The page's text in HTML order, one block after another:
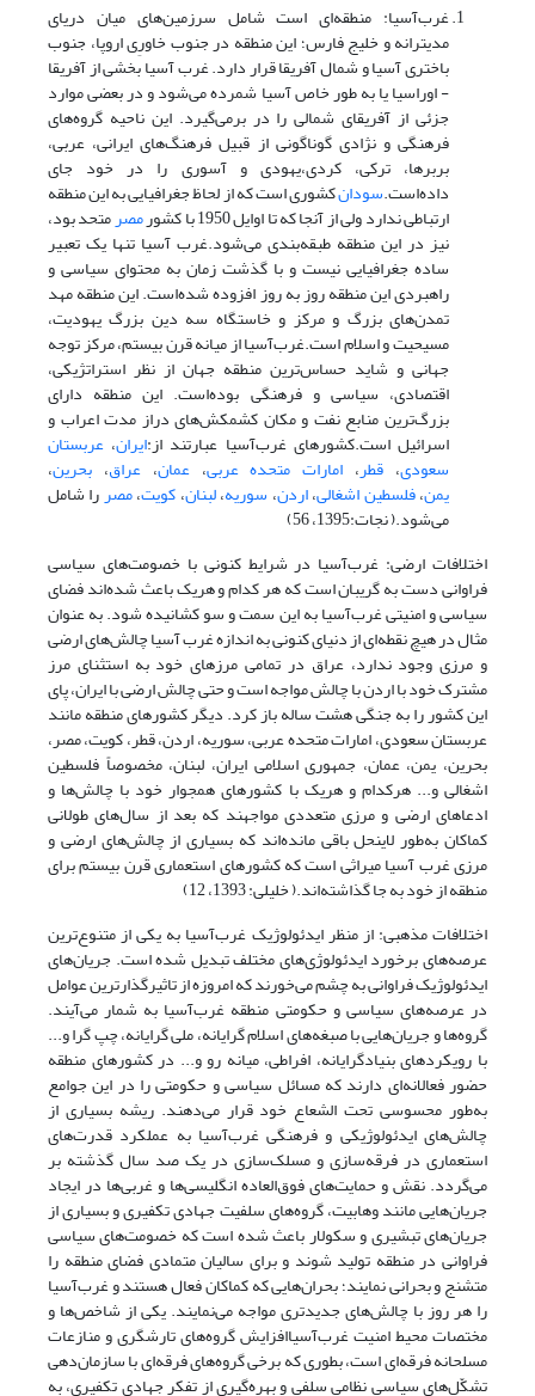
غرب‌آسیا: منطقه‌ای است شامل سرزمین‌های میان دریای
مدیترانه و خلیج فارس؛ این منطقه در جنوب خاورِی اروپا، جنوب
باختری آسیا و شمال آفریقا قرار دارد. غرب آسیا بخشی از آفریقا
- اوراسیا یا به طور خاص آسیا شمرده می‌شود و در بعضی موارد
جزئی از آفریقای شمالی را در برمی‌گیرد. این ناحیه گروه‌های
فرهنگی و نژادی گوناگونی از قبیل فرهنگ‌های ایرانی، عربی،
بربرها، ترکی، کردی،یهودی و آسوری را در خود جای
داده‌است.سودانکشوری است که از لحاظ جغرافیایی به این منطقه
ارتباطی ندارد ولی از آنجا که تا اوایل 1950 با کشور مصرمتحد بود،
نیز در این منطقه طبقه‌بندی می‌شود.غرب آسیا تنها یک تعبیر
ساده جغرافیایی نیست و با گذشت زمان به محتوای سیاسی و
راهبردی این منطقه روز به روز افزوده شده‌است. این منطقه مهد
تمدن‌های بزرگ و مرکز و خاستگاه سه دین بزرگ یهودیت،
مسیحیت و اسلام است.غرب‌آسیا از میانه قرن بیستم، مرکز توجه
جهانی و شاید حساس‌ترین منطقه جهان از نظر استراتژیکی،
اقتصادی، سیاسی و فرهنگی بوده‌است. این منطقه دارای
بزرگ‌ترین منابع نفت و مکان کشمکش‌های دراز مدت اعراب و
اسرائیل است.کشورهای غرب‌آسیا عبارتند از:ایران، عربستان
سعودی، قطر، امارات متحده عربی،عمان،عراق، بحرین،
یمن،فلسطین اشغالی،اردن، سوریه،لبنان،کویت،مصررا شامل
می‌شود.( نجات:1395، 56)
اختلافات ارضی: غرب‌آسیا در شرایط کنونی با خصومت‌های سیاسی
فراوانی دست به گریبان است که هر کدام و هریک باعث شده‌اند فضای
سیاسی و امنیتی غرب‌آسیا به این سمت و سو کشانیده شود. به عنوان
مثال در هیچ نقطه‌ای از دنیای کنونی به اندازه غرب آسیا چالش‌های ارضی
و مرزی وجود ندارد، عراق در تمامی مرزهای خود به استثنای مرز
مشترک خود با اردن با چالش مواجه است و حتی چالش ارضی با ایران، پای
این کشور را به جنگی هشت ساله باز کرد. دیگر کشورهای منطقه مانند
عربستان سعودی، امارات متحده عربی، سوریه، اردن، قطر، کویت، مصر،
بحرین، یمن، عمان، جمهوری اسلامی ایران، لبنان، مخصوصاً فلسطین
اشغالی و... هرکدام و هریک با کشورهای همجوار خود با چالش‌ها و
ادعاهای ارضی و مرزی متعددی مواجهند که بعد از سال‌های طولانی
کماکان به‌طور لاینحل باقی مانده‌اند که بسیاری از چالش‌های ارضی و
مرزی غرب آسیا میراثی است که کشورهای استعماری قرن بیستم برای
منطقه از خود به جا گذاشته‌اند.( خلیلی: 1393، 12)
اختلافات مذهبی: از منظر ایدئولوژیک غرب‌آسیا به یکی از متنوع‌ترین
عرصه‌های برخورد ایدئولوژی‌های مختلف تبدیل شده است. جریان‌های
ایدئولوژیک فراوانی به چشم می‌خورند که امروزه از تاثیرگذارترین عوامل
در عرصه‌های سیاسی و حکومتی منطقه غرب‌آسیا به شمار می‌آیند.
گروه‌ها و جریان‌هایی با صبغه‌های اسلام گرایانه، ملی گرایانه، چپ گرا و...
با رویکردهای بنیادگرایانه، افراطی، میانه رو و... در کشورهای منطقه
حضور فعالانه‌ای دارند که مسائل سیاسی و حکومتی را در این جوامع
به‌طور محسوسی تحت الشعاع خود قرار می‌دهند. ریشه بسیاری از
چالش‌های ایدئولوژیکی و فرهنگی غرب‌آسیا به عملکرد قدرت‌های
استعماری در فرقه‌سازی و مسلک‌سازی در یک صد سال گذشته بر
می‌گردد. نقش و حمایت‌های فوق‌العاده انگلیسی‌ها و غربی‌ها در ایجاد
جریان‌هایی مانند وهابیت، گروه‌های سلفیت جهادی تکفیری و بسیاری از
جریان‌های تبشیری و سکولار باعث شده است که خصومت‌های سیاسی
فراوانی در منطقه تولید شوند و برای سالیان متمادی فضای منطقه را
متشنج و بحرانی نمایند؛ بحران‌هایی که کماکان فعال هستند و غرب‌آسیا
را هر روز با چالش‌های جدیدتری مواجه می‌نمایند. یکی از شاخص‌ها و
مختصات محیط امنیت غرب‌آسیاافزایش گروه‌های تارشگری و منازعات
مسلحانه فرقه‌ای است، بطوری که برخی گروه‌های فرقه‌ای با سازمان‌دهی
تشکّل‌های سیاسی نظامی سلفی و بهره‌گیری از تفکر جهادی تکفیری، به